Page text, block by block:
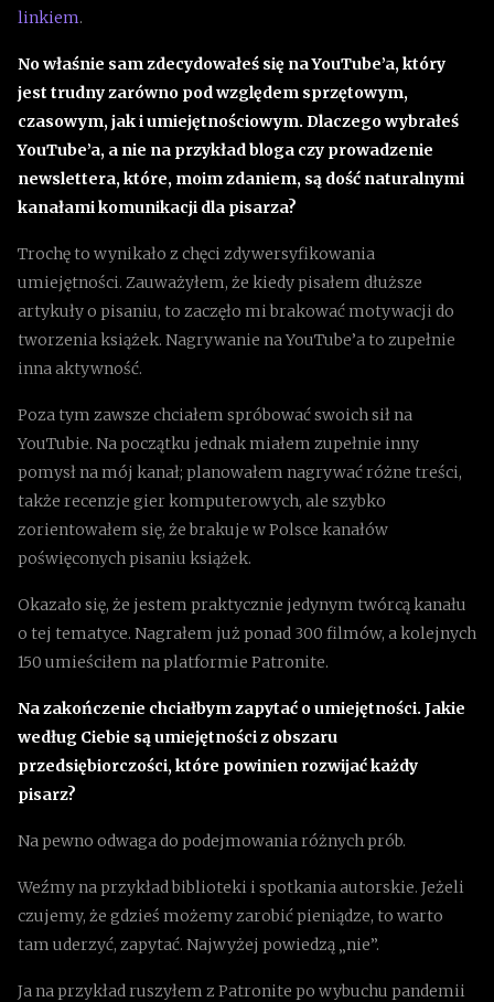
linkiem.
No właśnie sam zdecydowałeś się na YouTube’a, który
jest trudny zarówno pod względem sprzętowym,
czasowym, jak i umiejętnościowym. Dlaczego wybrałeś
YouTube’a, a nie na przykład bloga czy prowadzenie
newslettera, które, moim zdaniem, są dość naturalnymi
kanałami komunikacji dla pisarza?
Trochę to wynikało z chęci zdywersyfikowania
umiejętności. Zauważyłem, że kiedy pisałem dłuższe
artykuły o pisaniu, to zaczęło mi brakować motywacji do
tworzenia książek. Nagrywanie na YouTube’a to zupełnie
inna aktywność.
Poza tym zawsze chciałem spróbować swoich sił na
YouTubie. Na początku jednak miałem zupełnie inny
pomysł na mój kanał; planowałem nagrywać różne treści,
także recenzje gier komputerowych, ale szybko
zorientowałem się, że brakuje w Polsce kanałów
poświęconych pisaniu książek.
Okazało się, że jestem praktycznie jedynym twórcą kanału
o tej tematyce. Nagrałem już ponad 300 filmów, a kolejnych
150 umieściłem na platformie Patronite.
Na zakończenie chciałbym zapytać o umiejętności. Jakie
według Ciebie są umiejętności z obszaru
przedsiębiorczości, które powinien rozwijać każdy
pisarz?
Na pewno odwaga do podejmowania różnych prób.
Weźmy na przykład biblioteki i spotkania autorskie. Jeżeli
czujemy, że gdzieś możemy zarobić pieniądze, to warto
tam uderzyć, zapytać. Najwyżej powiedzą „nie”.
Ja na przykład ruszyłem z Patronite po wybuchu pandemii